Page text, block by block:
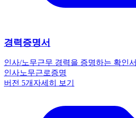
경력증명서
인사/노무근무 경력을 증명하는 확인서
인사노무근로증명
버전 5개 자세히 보기